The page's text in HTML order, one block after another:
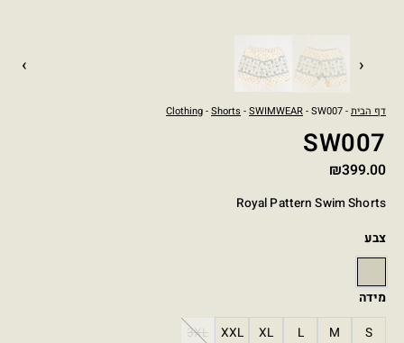
‹
›
דף הבית-
Clothing-Shorts-SWIMWEAR- SW007
SW007
₪399.00
צבע
מידה
S
M
L
XL
XXL
3XL
Royal Pattern Swim Shorts